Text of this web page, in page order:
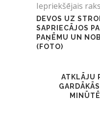
Iepriekšējais
DEVOS UZ
SAPRIECĀJOS
PAŅĒMU UN
(FOTO)
ATKLĀJU